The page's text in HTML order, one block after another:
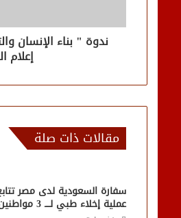
ندوة " بناء الإنسان
مقالات ذات صلة
سفارة السعودية لدى مصر
عملية إخلاء طبي لــــ 3 مواطنين